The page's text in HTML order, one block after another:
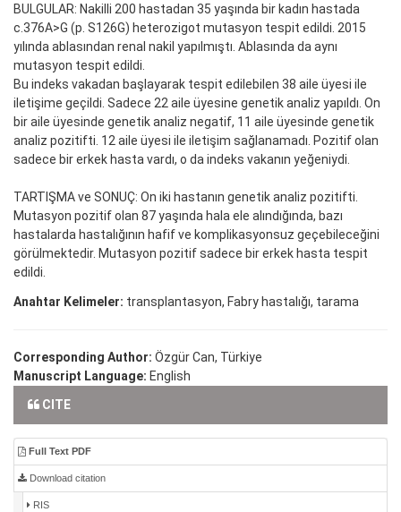
BULGULAR: Nakilli 200 hastadan 35 yaşında bir kadın hastada
c.376A>G (p. S126G) heterozigot mutasyon tespit edildi. 2015
yılında ablasından renal nakil yapılmıştı. Ablasında da aynı
mutasyon tespit edildi.
Bu indeks vakadan başlayarak tespit edilebilen 38 aile üyesi ile
iletişime geçildi. Sadece 22 aile üyesine genetik analiz yapıldı. On
bir aile üyesinde genetik analiz negatif, 11 aile üyesinde genetik
analiz pozitifti. 12 aile üyesi ile iletişim sağlanamadı. Pozitif olan
sadece bir erkek hasta vardı, o da indeks vakanın yeğeniydi.
TARTIŞMA ve SONUÇ: On iki hastanın genetik analiz pozitifti.
Mutasyon pozitif olan 87 yaşında hala ele alındığında, bazı
hastalarda hastalığının hafif ve komplikasyonsuz geçebileceğini
görülmektedir. Mutasyon pozitif sadece bir erkek hasta tespit
edildi.
Anahtar Kelimeler: transplantasyon, Fabry hastalığı, tarama
Corresponding Author: Özgür Can, Türkiye
Manuscript Language: English
CITE
Full Text PDF
Download citation
RIS